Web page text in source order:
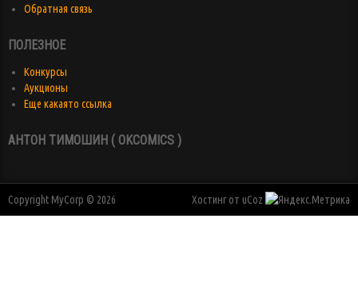
Обратная связь
ПОЛЕЗНОЕ
Конкурсы
Аукционы
Еще какаято ссылка
АНТОН ТИМОШИН ( OKCOMICS )
Хостинг от uCoz
Copyright MyCorp © 2026